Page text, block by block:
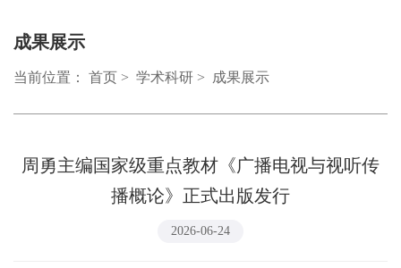
成果展示
当前位置： 首页 > 学术科研 > 成果展示
周勇主编国家级重点教材《广播电视与视听传
播概论》正式出版发行
2026-06-24